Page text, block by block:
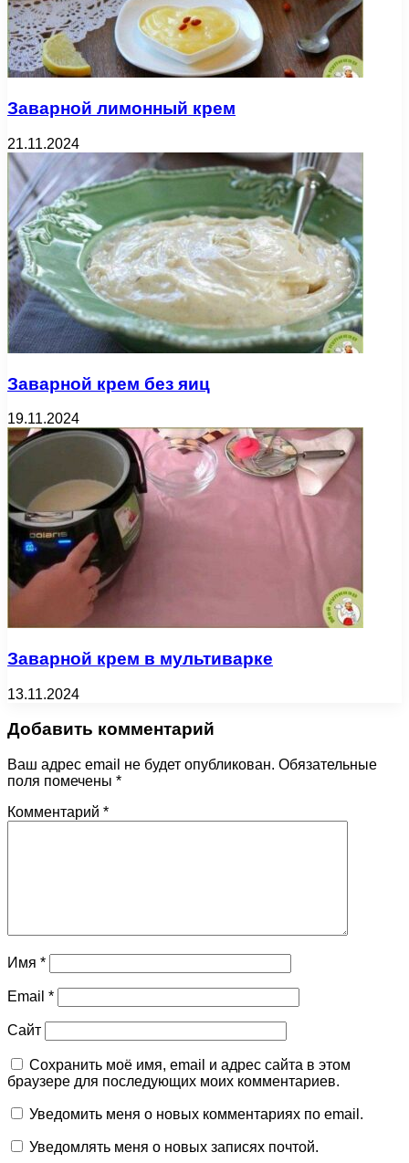
Заварной лимонный крем
21.11.2024
Заварной крем без яиц
19.11.2024
Заварной крем в мультиварке
13.11.2024
Добавить комментарий
Ваш адрес email не будет опубликован. Обязательные
поля помечены *
Комментарий *
Имя *
Email *
Сайт
Сохранить моё имя, email и адрес сайта в этом
браузере для последующих моих комментариев.
Уведомить меня о новых комментариях по email.
Уведомлять меня о новых записях почтой.